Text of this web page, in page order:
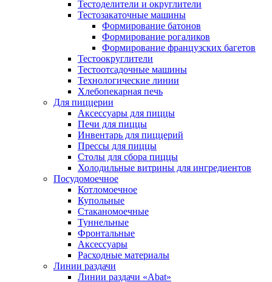
Тестоделители и округлители
Тестозакаточные машины
Формирование батонов
Формирование рогаликов
Формирование французских багетов
Тестоокруглители
Тестоотсадочные машины
Технологические линии
Хлебопекарная печь
Для пиццерии
Аксессуары для пиццы
Печи для пиццы
Инвентарь для пиццерий
Прессы для пиццы
Столы для сбора пиццы
Холодильные витрины для ингредиентов
Посудомоечное
Котломоечное
Купольные
Стаканомоечные
Туннельные
Фронтальные
Аксессуары
Расходные материалы
Линии раздачи
Линии раздачи «Abat»